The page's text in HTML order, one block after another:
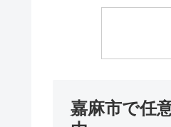
嘉麻市で任